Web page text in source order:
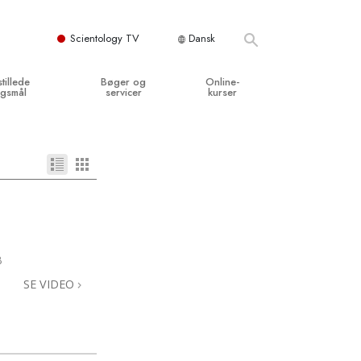
Scientology TV Dansk
Bøger og
servicer
Online-
kurser
Tilværelsens dynamikker
Integritet og ærlighed
SE VIDEO